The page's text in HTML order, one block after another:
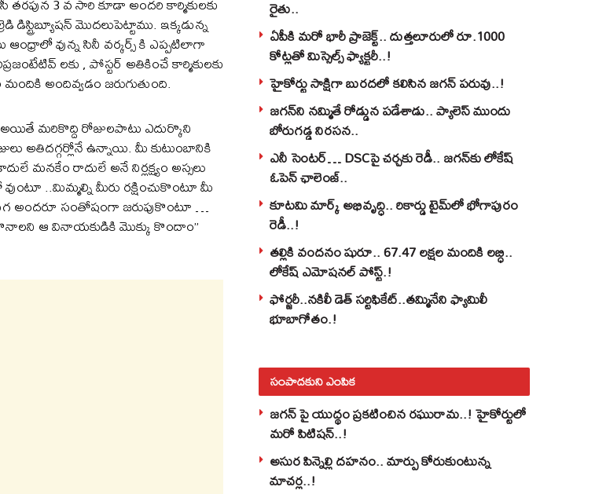
మొదలుపెట్టాము. ఇక్కడున్న
వున్న సినీ వర్కర్స్ కి ఎప్పటిలాగా
లకు , పోస్టర్ అతికించే కార్మికులకు
అందివ్వడం జరుగుతుంది.
అయితే మరికొద్ది రోజులపాటు ఎదుర్కొని
అతిదగ్గర్లోనే ఉన్నాయి. మీ కుటుంబానికి
మనకేం రాదులే అనే నిర్లక్ష్యం అస్సలు
వుంటూ ..మిమ్మల్ని మీరు రక్షించుకొంటూ మీ
అందరూ సంతోషంగా జరుపుకొంటూ …
ఆ వినాయకుడికి మొక్కు కొందాం”
రైతు..
ఏపీకి మరో భారీ ప్రాజెక్ట్.. దుత్తలూరులో రూ.1000
కోట్లతో మిస్సైల్స్ ఫ్యాక్టరీ..!
హైకోర్టు సాక్షిగా బురదలో కలిసిన జగన్ పరువు..!
జగన్‌ని నమ్మితే రోడ్డున పడేశాడు.. ప్యాలెస్‌ ముందు
బోరుగడ్డ నిరసన..
ఎనీ సెంటర్‌… DSCపై చర్చకు రెడీ.. జగన్‌కు లోకేష్‌
ఓపెన్ ఛాలెంజ్..
కూటమి మార్క్ అభివృద్ధి.. రికార్డు టైమ్‌లో భోగాపురం
రెడీ..!
తల్లికి వందనం షురూ.. 67.47 లక్షల మందికి లబ్ధి..
లోకేష్‌ ఎమోషనల్ పోస్ట్‌.!
ఫోర్జరీ..నకిలీ డెత్ సర్టిఫికేట్..తమ్మినేని ఫ్యామిలీ
భూబాగోతం.!
సంపాదకుని ఎంపిక
జగన్ పై యుద్థం ప్రకటించిన రఘురామ..! హైకోర్టులో
మరో పిటిషన్..!
అసుర పిన్నెల్లి దహనం.. మార్పు కోరుకుంటున్న
మాచర్ల..!